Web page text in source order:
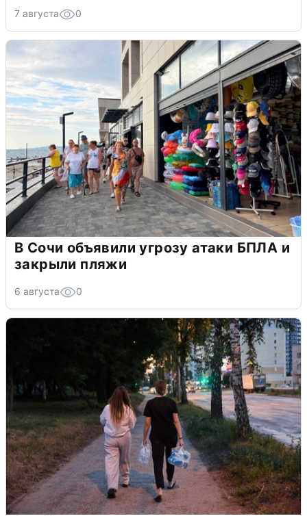
7 августа 0
В Сочи объявили угрозу атаки БПЛА и
закрыли пляжи
6 августа 0